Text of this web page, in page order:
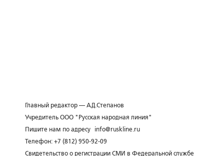
Главный редактор — А.Д.Степанов
Учредитель ООО "Русская народная линия"
Пишите нам по адресу
info@ruskline.ru
Телефон: +7 (812) 950-92-09
Свидетельство о регистрации СМИ в Федеральной службе